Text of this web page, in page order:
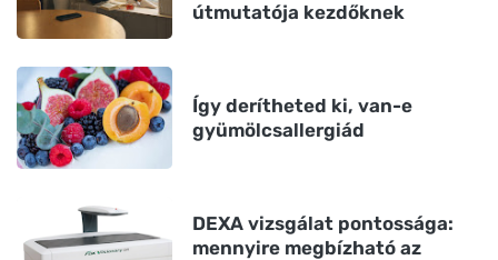
útmutatója kezdőknek
Így derítheted ki, van-e
gyümölcsallergiád
DEXA vizsgálat pontossága:
mennyire megbízható az